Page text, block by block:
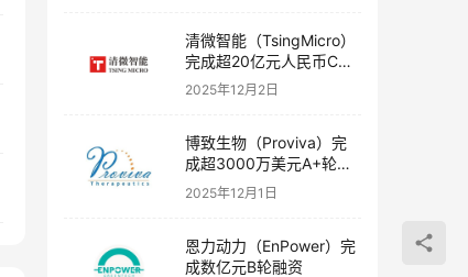
清微智能（TsingMicro）
完成超20亿元人民币C轮
融资
2025年12月2日
博致生物（Proviva）完
成超3000万美元A+轮融
资
2025年12月1日
恩力动力（EnPower）完
成数亿元B轮融资